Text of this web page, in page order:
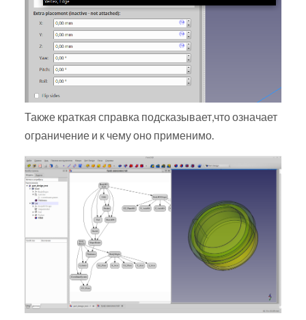
Также краткая справка подсказывает,что означает
ограничение и к чему оно применимо.